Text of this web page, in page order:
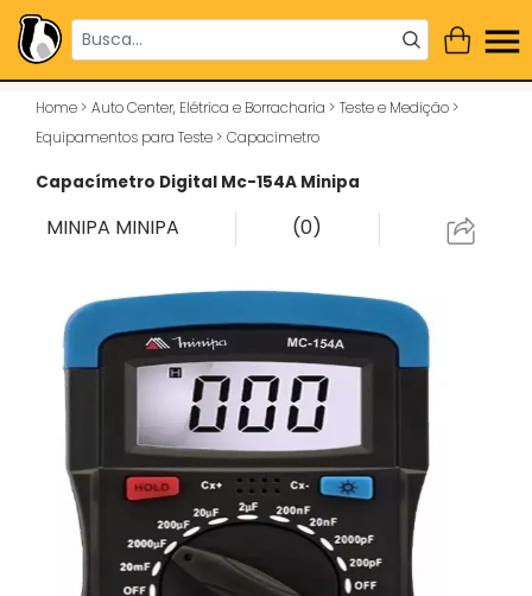
Home > Auto Center, Elétrica e Borracharia > Teste e Medição >
Equipamentos para Teste > Capacimetro
Capacímetro Digital Mc-154A Minipa
MINIPA MINIPA (0)